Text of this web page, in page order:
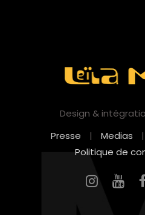
Design &
Presse
| Medias |
Politique de